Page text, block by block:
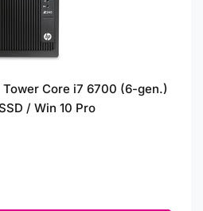
Core i7 6700 (6-gen.)
/ Win 10 Pro